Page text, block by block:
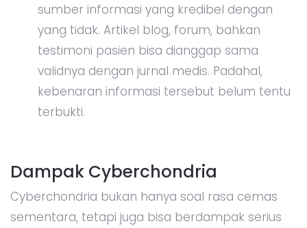
sumber informasi yang kredibel dengan
yang tidak. Artikel blog, forum, bahkan
testimoni pasien bisa dianggap sama
validnya dengan jurnal medis. Padahal,
kebenaran informasi tersebut belum tentu
terbukti.
Dampak Cyberchondria
Cyberchondria bukan hanya soal rasa cemas
sementara, tetapi juga bisa berdampak serius